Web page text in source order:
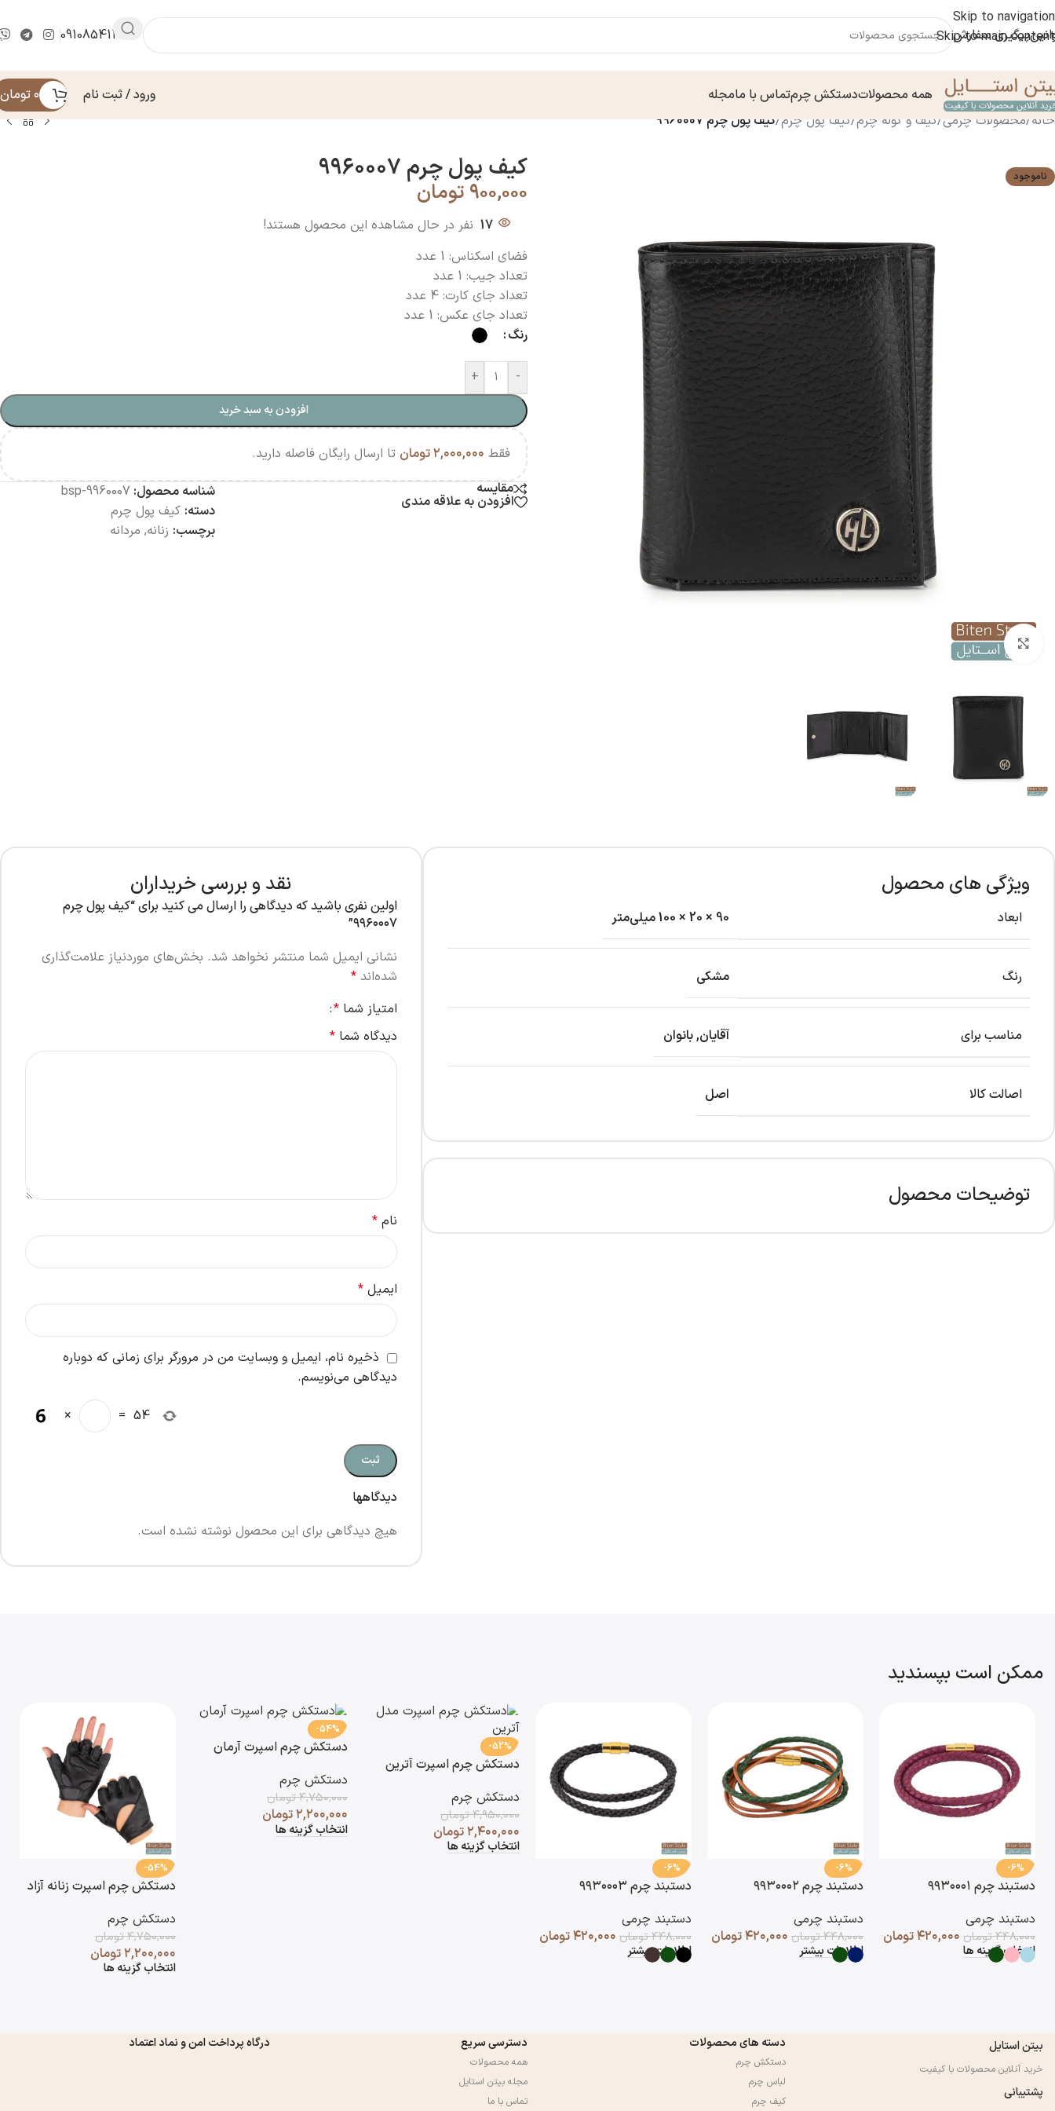
Skip to navigation
Skip to main content
پیگیری سفارش 09108541430
همه محصولاتدستکش چرمتماس با مامجله ورود / ثبت نام ۰تومان
خانه/محصولات چرمی/کیف و کوله چرم/کیف پول چرم/کیف پول چرم ۹۹۶۰۰۰۷
ناموجود
بزرگنمایی تصویر
کیف پول چرم ۹۹۶۰۰۰۷
۹۰۰,۰۰۰ تومان
17 نفر در حال مشاهده این محصول هستند!
فضای اسکناس: 1 عدد
تعداد جیب: 1 عدد
تعداد جای کارت: 4 عدد
تعداد جای عکس: 1 عدد
رنگ
-
+
افزودن به سبد خرید
فقط ۲,۰۰۰,۰۰۰تومان تا ارسال رایگان فاصله دارید.
مقایسه
افزودن به علاقه مندی
شناسه محصول: bsp-9960007
دسته: کیف پول چرم
برچسب: زنانه, مردانه
ویژگی های محصول
ابعاد 90 × 20 × 100 میلی‌متر
رنگ مشکی
مناسب برای آقایان,بانوان
اصالت کالا اصل
توضیحات محصول
نقد و بررسی خریداران
دیدگاهها
هیچ دیدگاهی برای این محصول نوشته نشده است.
اولین نفری باشید که دیدگاهی را ارسال می کنید برای “کیف پول چرم
۹۹۶۰۰۰۷”
نشانی ایمیل شما منتشر نخواهد شد. بخش‌های موردنیاز علامت‌گذاری
شده‌اند*
امتیاز شما*
دیدگاه شما*
نام*
ایمیل*
ذخیره نام، ایمیل و وبسایت من در مرورگر برای زمانی که دوباره
دیدگاهی می‌نویسم.
× = 54
ممکن است بپسندید
-6%
دستبند چرم ۹۹۳۰۰۰۱
دستبند چرمی
۴۴۸,۰۰۰تومان ۴۲۰,۰۰۰تومان
انتخاب گزینه ها
-6%
دستبند چرم ۹۹۳۰۰۰۲
دستبند چرمی
۴۴۸,۰۰۰تومان ۴۲۰,۰۰۰تومان
اطلاعات بیشتر
-6%
دستبند چرم ۹۹۳۰۰۰۳
دستبند چرمی
۴۴۸,۰۰۰تومان ۴۲۰,۰۰۰تومان
اطلاعات بیشتر
-52%
دستکش چرم اسپرت آترین
دستکش چرم
۴,۹۵۰,۰۰۰تومان
۲,۴۰۰,۰۰۰تومان
انتخاب گزینه ها
-54%
دستکش چرم اسپرت آرمان
دستکش چرم
۴,۷۵۰,۰۰۰تومان
۲,۲۰۰,۰۰۰تومان
انتخاب گزینه ها
-54%
دستکش چرم اسپرت زنانه آزاد
دستکش چرم
۴,۷۵۰,۰۰۰تومان
۲,۲۰۰,۰۰۰تومان
انتخاب گزینه ها
بیتن استایل
خرید آنلاین محصولات با کیفیت
پشتیبانی
دسته های محصولات
دستکش چرم
لباس چرم
کیف چرم
دسترسی سریع
همه محصولات
مجله بیتن استایل
تماس با ما
درگاه پرداخت امن و نماد اعتماد